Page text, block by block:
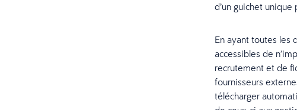
d’un guichet
En ayant toutes les
accessibles de
recrutement et de
fournisseurs
télécharger